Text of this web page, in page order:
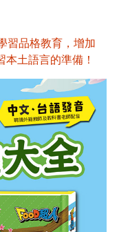
習品格教育， 增加
土語言的準備！